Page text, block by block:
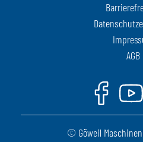
AGB
© Göweil